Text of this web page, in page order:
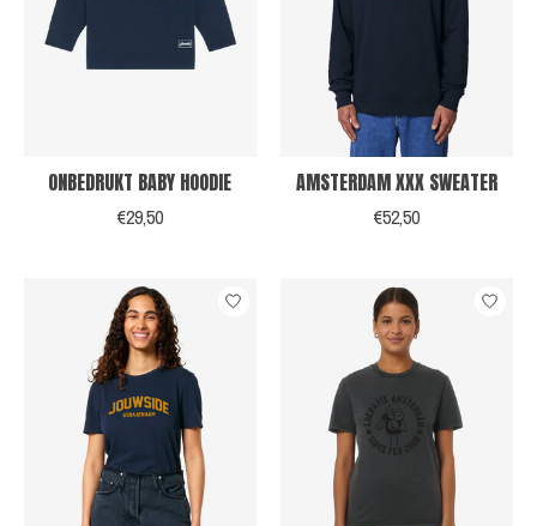
ONBEDRUKT BABY HOODIE
€29,50
AMSTERDAM XXX SWEATER
€52,50